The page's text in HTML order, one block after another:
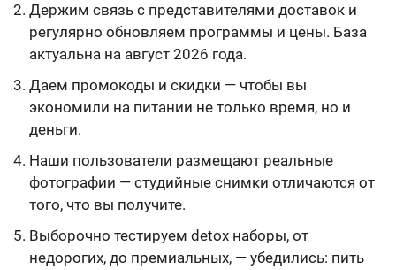
Держим связь с представителями доставок и
регулярно обновляем программы и цены. База
актуальна на август 2026 года.
Даем промокоды и скидки — чтобы вы
экономили на питании не только время, но и
деньги.
Наши пользователи размещают реальные
фотографии — студийные снимки отличаются от
того, что вы получите.
Выборочно тестируем detox наборы, от
недорогих, до премиальных, — убедились: пить